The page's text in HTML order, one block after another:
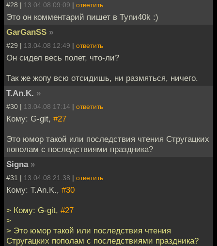
#28 | 13.04.08 09:09 | ответить
Это он комментарий пишет в Tynи40k :)
GarGanSS »
#29 | 13.04.08 12:49 | ответить
Он сидел весь полет, что-ли?
Так же жопу всю отсидишь, ни размяться, ничего.
T.An.K. »
#30 | 13.04.08 17:14 | ответить
Кому: G-git, #27
Это юмор такой или последствия чтения Стругацких
пополам с последствиями праздника?
Signa »
#31 | 13.04.08 21:38 | ответить
Кому: T.An.K., #30
> Кому: G-git, #27
>
> Это юмор такой или последствия чтения
Стругацких пополам с последствиями праздника?